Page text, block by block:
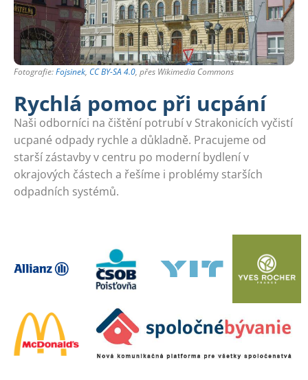
Fotografie:Fojsinek, CC BY-SA 4.0, přes Wikimedia Commons
Rychlá pomoc při ucpání
Naši odborníci na čištění potrubí v Strakonicích vyčistí
ucpané odpady rychle a důkladně. Pracujeme od
starší zástavby v centru po moderní bydlení v
okrajových částech a řešíme i problémy starších
odpadních systémů.